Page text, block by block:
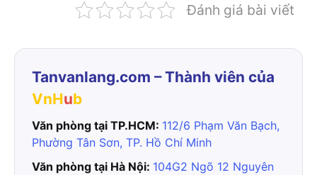
Đánh giá bài viết
Tanvanlang.com – Thành viên của
VnHub
Văn phòng tại TP.HCM: 112/6 Phạm Văn Bạch,
Phường Tân Sơn, TP. Hồ Chí Minh
Văn phòng tại Hà Nội: 104G2 Ngõ 12 Nguyên